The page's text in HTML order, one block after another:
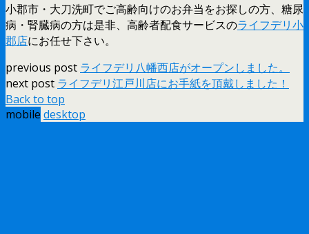
小郡市・大刀洗町でご高齢向けのお弁当をお探しの方、糖尿
病・腎臓病の方は是非、高齢者配食サービスのライフデリ小
郡店にお任せ下さい。
previous post ライフデリ八幡西店がオープンしました。
next post ライフデリ江戸川店にお手紙を頂戴しました！
Back to top
mobile desktop